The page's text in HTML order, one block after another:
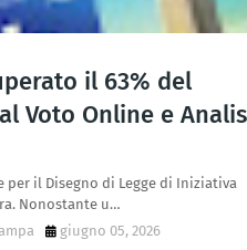
il 63% del
Voto Online e
il Disegno di Legge di Iniziativa
Nonostante u…
giugno 05, 2026